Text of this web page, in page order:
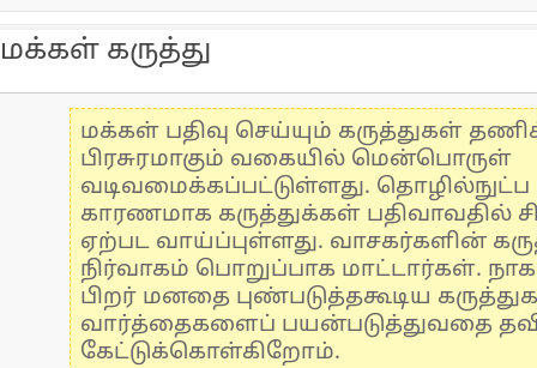
மக்கள் கருத்து
மக்கள் பதிவு செய்யும் கருத்துகள்
பிரசுரமாகும் வகையில் மென்பொருள்
வடிவமைக்கப்பட்டுள்ளது.
காரணமாக கருத்துக்கள் பதிவாவதில்
ஏற்பட வாய்ப்புள்ளது. வாசகர்களின்
நிர்வாகம் பொறுப்பாக மாட்டார்கள்.
பிறர் மனதை புண்படுத்தகூடிய
வார்த்தைகளைப் பயன்படுத்துவதை
கேட்டுக்கொள்கிறோம்.